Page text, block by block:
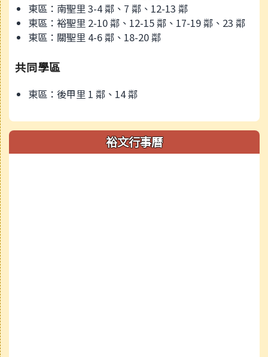
東區：南聖里 3-4 鄰、7 鄰、12-13 鄰
東區：裕聖里 2-10 鄰、12-15 鄰、17-19 鄰、23 鄰
東區：關聖里 4-6 鄰、18-20 鄰
共同學區
東區：後甲里 1 鄰、14 鄰
裕文行事曆